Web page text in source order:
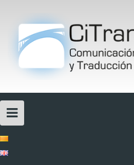
content